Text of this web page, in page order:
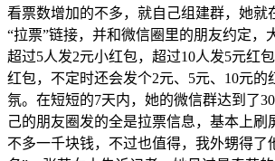
看票数增加的不多，就自己组建群，她就
“拉票”链接，并和微信圈里的朋友约定，
超过5人发2元小红包，超过10人发5元红
红包，不定时还会发个2元、5元、10元的
氛。在短短的7天内，她的微信群达到了
己的朋友圈发的全是拉票信息，基本上刷
不多一千块钱，不过也值得，我外甥得了